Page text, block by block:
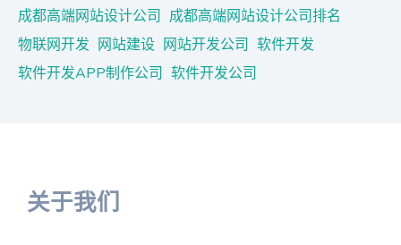
成都高端网站设计公司 成都高端网站设计公司排名
物联网开发 网站建设 网站开发公司 软件开发
软件开发APP制作公司 软件开发公司
关于我们